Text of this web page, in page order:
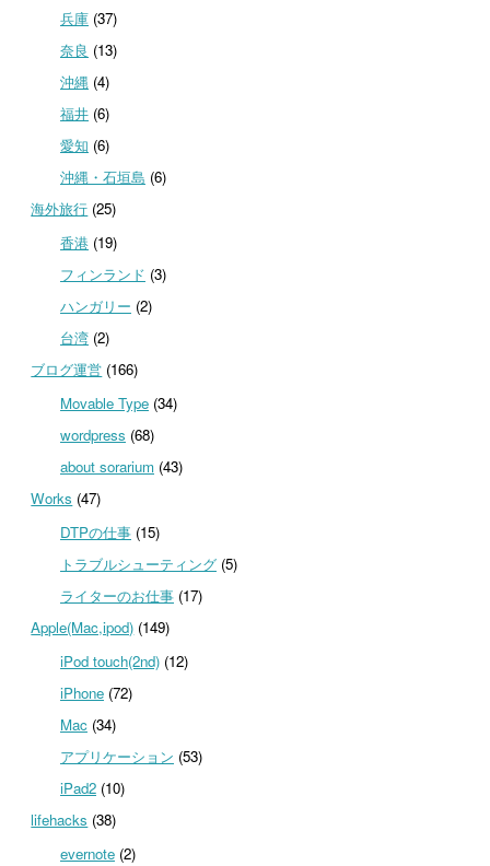
兵庫(37)
奈良 (13)
沖縄(4)
福井(6)
愛知 (6)
沖縄・石垣島 (6)
海外旅行 (25)
香港(19)
フィンランド (3)
ハンガリー (2)
台湾(2)
ブログ運営 (166)
Movable Type(34)
wordpress (68)
about sorarium(43)
Works (47)
DTPの仕事(15)
トラブルシューティング(5)
ライターのお仕事(17)
Apple(Mac,ipod) (149)
iPod touch(2nd)(12)
iPhone(72)
Mac(34)
アプリケーション (53)
iPad2(10)
lifehacks (38)
evernote(2)